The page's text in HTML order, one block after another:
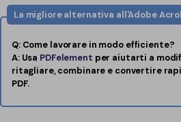
La migliore alternativa all'Adobe
Q: Come lavorare in modo efficiente?
A: Usa PDFelement per aiutarti a
ritagliare, combinare e convertire
PDF.